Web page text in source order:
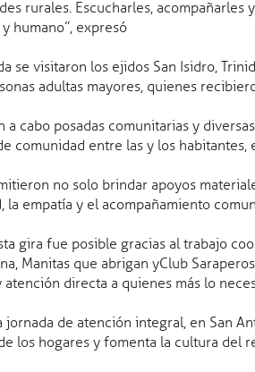
rurales. Escucharles,
humano”, expresó
se visitaron los ejidos San Isidro,
adultas mayores, quienes
a cabo posadas comunitarias y
comunidad entre las y los
no solo brindar apoyos
la empatía y el acompañamiento
gira fue posible gracias al trabajo
Manitas que abrigan yClub
atención directa a quienes más lo
jornada de atención integral, en San
los hogares y fomenta la cultura del